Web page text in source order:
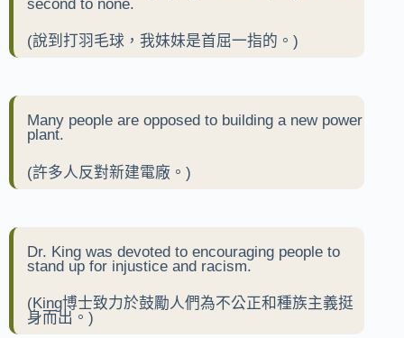
second to none.
(說到打羽毛球，我妹妹是首屈一指的。)
Many people are opposed to building a new power
plant.
(許多人反對新建電廠。)
Dr. King was devoted to encouraging people to
stand up for injustice and racism.
(King博士致力於鼓勵人們為不公正和種族主義挺
身而出。)